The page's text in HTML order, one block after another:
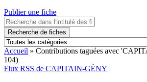
Publier une fiche
Recherche de fiches
Accueil » Contributions taguées avec
104)
Flux RSS de CAPITAIN-GÉNY